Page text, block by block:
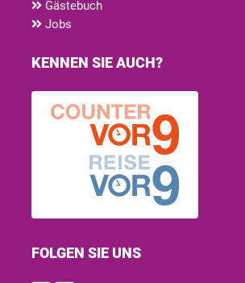
Gästebuch
Jobs
KENNEN SIE AUCH?
FOLGEN SIE UNS